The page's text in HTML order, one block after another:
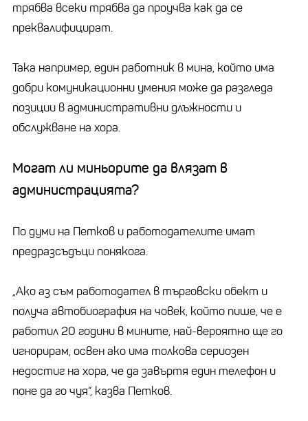
трябва всеки трябва да проучва как да се
преквалифицират.
Така например, един работник в мина, който има
добри комуникационни умения може да разгледа
позиции в административни длъжности и
обслужване на хора.
Могат ли миньорите да влязат в
администрацията?
По думи на Петков и работодателите имат
предразсъдъци понякога.
„Ако аз съм работодател в търговски обект и
получа автобиография на човек, който пише, че е
работил 20 години в мините, най-вероятно ще го
игнорирам, освен ако има толкова сериозен
недостиг на хора, че да завъртя един телефон и
поне да го чуя“, казва Петков.